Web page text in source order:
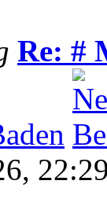
Re: #